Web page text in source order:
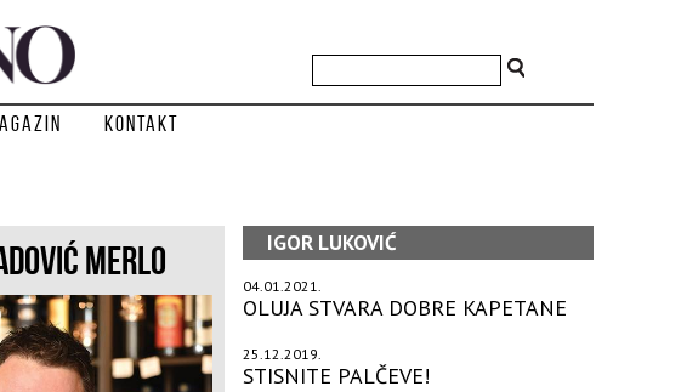
Kontakt
MERLO IGOR LUKOVIĆ
04.01.2021.
OLUJA STVARA DOBRE KAPETANE
25.12.2019.
STISNITE PALČEVE!